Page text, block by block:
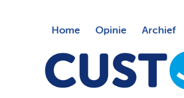
Home Opinie Archief